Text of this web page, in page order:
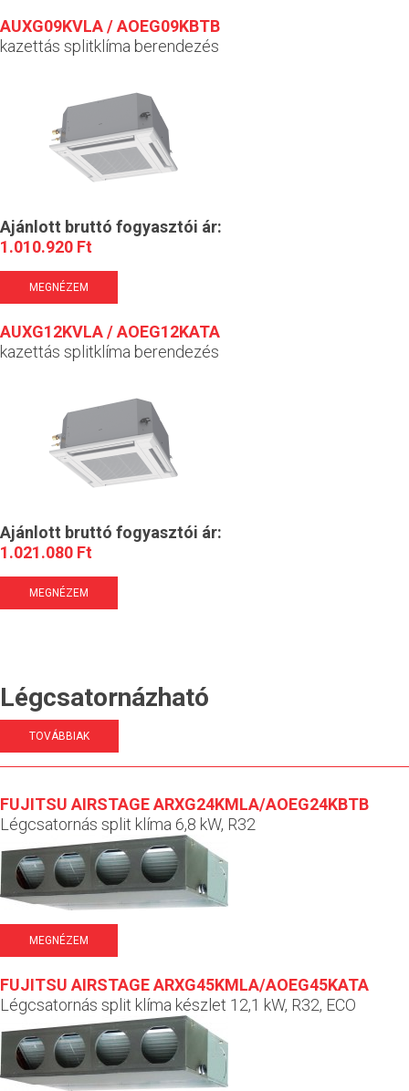
AUXG09KVLA / AOEG09KBTB
kazettás splitklíma berendezés
Ajánlott bruttó fogyasztói ár:
1.010.920 Ft
MEGNÉZEM
AUXG12KVLA / AOEG12KATA
kazettás splitklíma berendezés
Ajánlott bruttó fogyasztói ár:
1.021.080 Ft
MEGNÉZEM
Légcsatornázható
TOVÁBBIAK
FUJITSU AIRSTAGE ARXG24KMLA/AOEG24KBTB
Légcsatornás split klíma 6,8 kW, R32
MEGNÉZEM
FUJITSU AIRSTAGE ARXG45KMLA/AOEG45KATA
Légcsatornás split klíma készlet 12,1 kW, R32, ECO